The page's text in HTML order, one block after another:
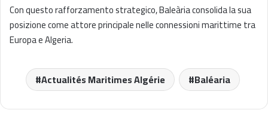
Con questo rafforzamento strategico, Baleària consolida la sua
posizione come attore principale nelle connessioni marittime tra
Europa e Algeria.
Actualités Maritimes Algérie Baléaria